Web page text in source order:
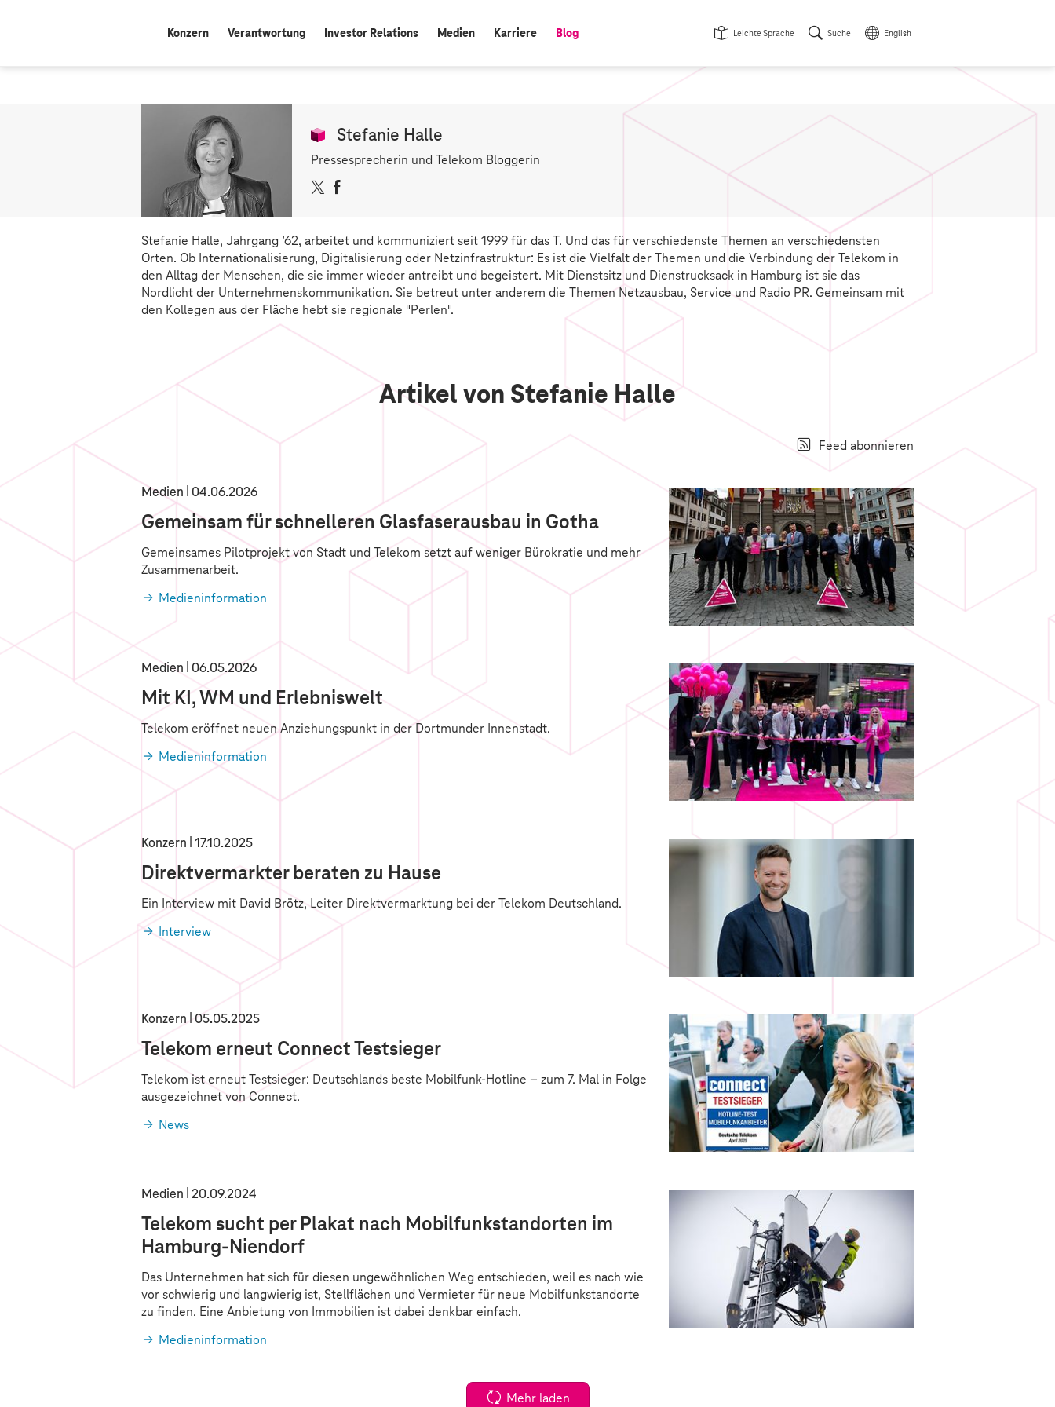
Konzern Verantwortung Investor Relations Medien Karriere aktiv:
Blog Leichte Sprache Suche English
Stefanie Halle
Pressesprecherin und Telekom Bloggerin
X
e
b
o
o
k
Stefanie Halle, Jahrgang ’62, arbeitet und kommuniziert seit 1999 für das T. Und das für verschiedenste Themen an verschiedensten
Orten. Ob Internationalisierung, Digitalisierung oder Netzinfrastruktur: Es ist die Vielfalt der Themen und die Verbindung der Telekom in
den Alltag der Menschen, die sie immer wieder antreibt und begeistert. Mit Dienstsitz und Dienstrucksack in Hamburg ist sie das
Nordlicht der Unternehmenskommunikation. Sie betreut unter anderem die Themen Netzausbau, Service und Radio PR. Gemeinsam mit
den Kollegen aus der Fläche hebt sie regionale "Perlen".
Artikel von Stefanie Halle
Feed abonnieren
Medien 04.06.2026
Gemeinsam für schnelleren Glasfaserausbau in Gotha
Gemeinsames Pilotprojekt von Stadt und Telekom setzt auf weniger Bürokratie und mehr
Zusammenarbeit.
Medieninformation
Medien 06.05.2026
Mit KI, WM und Erlebniswelt
Telekom eröffnet neuen Anziehungspunkt in der Dortmunder Innenstadt.
Medieninformation
Konzern 17.10.2025
Direktvermarkter beraten zu Hause
Ein Interview mit David Brötz, Leiter Direktvermarktung bei der Telekom Deutschland.
Interview
Konzern 05.05.2025
Telekom erneut Connect Testsieger
Telekom ist erneut Testsieger: Deutschlands beste Mobilfunk-Hotline – zum 7. Mal in Folge
ausgezeichnet von Connect.
News
Medien 20.09.2024
Telekom sucht per Plakat nach Mobilfunkstandorten im
Hamburg-Niendorf
Das Unternehmen hat sich für diesen ungewöhnlichen Weg entschieden, weil es nach wie
vor schwierig und langwierig ist, Stellflächen und Vermieter für neue Mobilfunkstandorte
zu finden. Eine Anbietung von Immobilien ist dabei denkbar einfach.
Medieninformation
Mehr laden